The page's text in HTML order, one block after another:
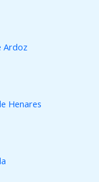
Ardoz
Henares